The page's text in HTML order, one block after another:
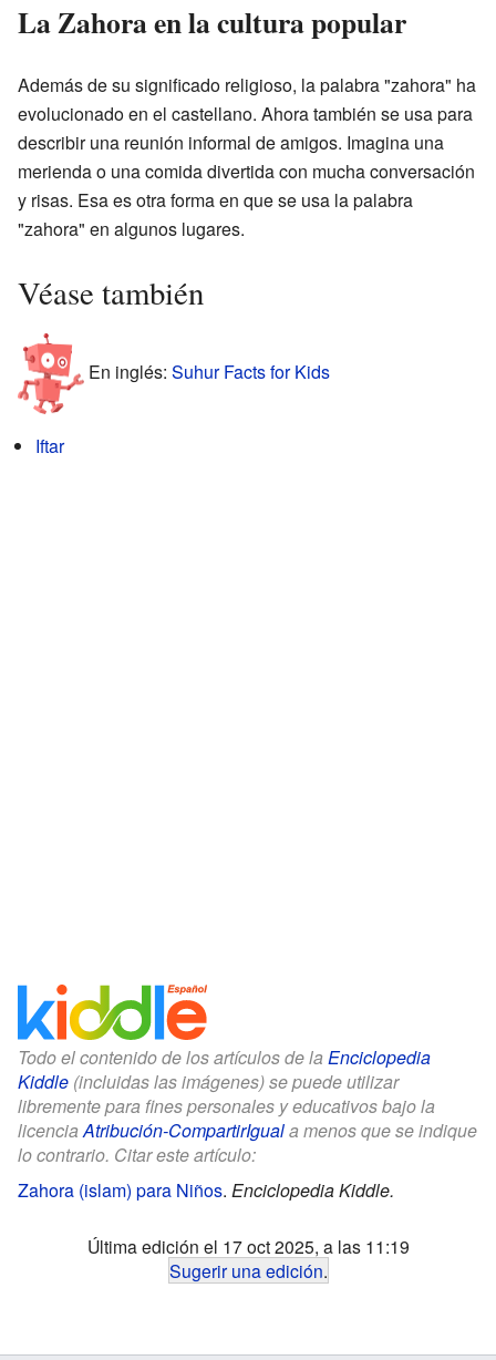
La Zahora en la cultura popular
Además de su significado religioso, la palabra "zahora" ha
evolucionado en el castellano. Ahora también se usa para
describir una reunión informal de amigos. Imagina una
merienda o una comida divertida con mucha conversación
y risas. Esa es otra forma en que se usa la palabra
"zahora" en algunos lugares.
Véase también
En inglés: Suhur Facts for Kids
Iftar
Todo el contenido de los artículos de la Enciclopedia
Kiddle (incluidas las imágenes) se puede utilizar
libremente para fines personales y educativos bajo la
licenciaAtribución-CompartirIguala menos que se indique
lo contrario. Citar este artículo:
Zahora (islam) para Niños. Enciclopedia Kiddle.
Última edición el 17 oct 2025, a las 11:19
Sugerir una edición.